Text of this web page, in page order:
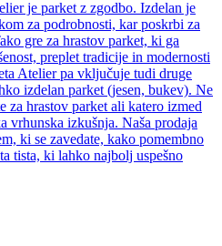
je parket z zgodbo. Izdelan je
za podrobnosti, kar poskrbi za
gre za hrastov parket, ki ga
preplet tradicije in modernosti
Atelier pa vključuje tudi druge
izdelan parket (jesen, bukev). Ne
za hrastov parket ali katero izmed
vrhunska izkušnja. Naša prodaja
ki se zavedate, kako pomembno
tista, ki lahko najbolj uspešno